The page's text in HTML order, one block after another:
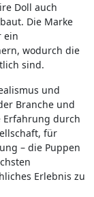
Doll auch
Die Marke
ein
wodurch die
sind.
und
Branche und
Erfahrung durch
für
– die Puppen
Erlebnis zu